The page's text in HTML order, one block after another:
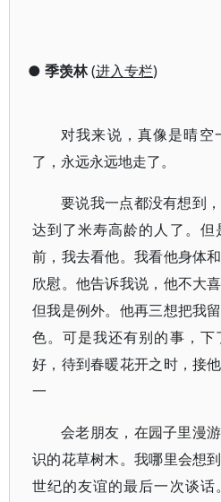
● 季羡林(进入专栏)
对我来说，真像是晴空
了，永远永远地走了。
要说我一点都没有想到
达到了米寿高龄的人了。
前，我去看他。我看他身体
欣慰。他告诉我说，他不大
但我是例外。他再三想把我
色。可是我还有别的事，
好，待到春暖花开之时，接
一
会老朋友，在园子里漫
识的花草树木。我哪里会想
世纪的友谊的最后一次谈